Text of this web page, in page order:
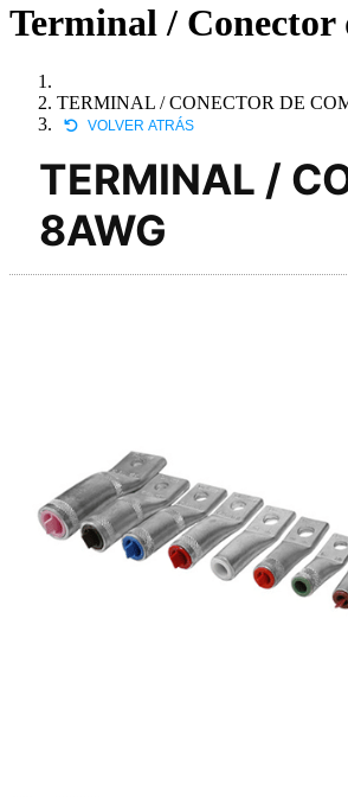
Terminal / Conector
TERMINAL / CONECTOR DE
VOLVER ATRÁS
TERMINAL /
8AWG